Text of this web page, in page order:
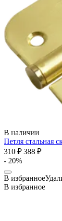
В наличии
Петля стальная
310 ₽ 388 ₽
- 20%
В избранное
В избранное